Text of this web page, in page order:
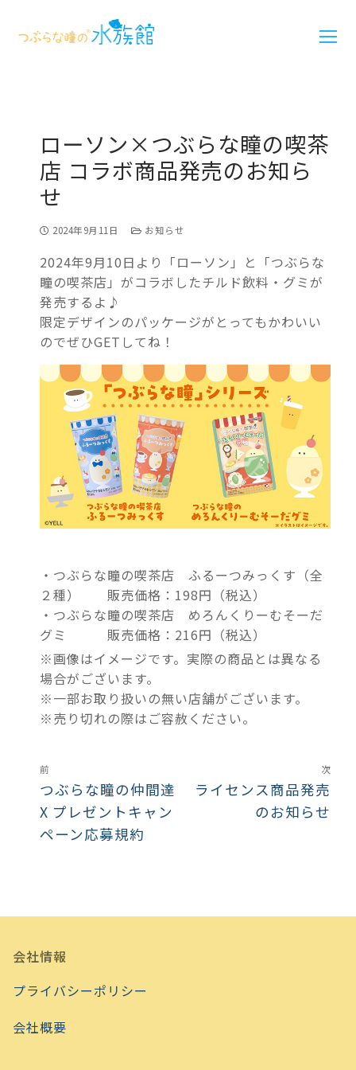
ローソン×つぶらな瞳の喫茶
店 コラボ商品発売のお知ら
せ
2024年9月11日 お知らせ
2024年9月10日より「ローソン」と「つぶらな
瞳の喫茶店」がコラボしたチルド飲料・グミが
発売するよ♪
限定デザインのパッケージがとってもかわいい
のでぜひGETしてね！
・つぶらな瞳の喫茶店 ふるーつみっくす（全
２種） 販売価格：198円（税込）
・つぶらな瞳の喫茶店 めろんくりーむそーだ
グミ 販売価格：216円（税込）
※画像はイメージです。実際の商品とは異なる
場合がございます。
※一部お取り扱いの無い店舗がございます。
※売り切れの際はご容赦ください。
前
つぶらな瞳の仲間達
X プレゼントキャン
ペーン応募規約
次
ライセンス商品発売
のお知らせ
会社情報
プライバシーポリシー
会社概要